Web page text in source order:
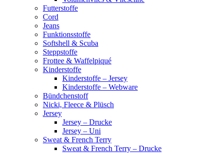
Futterstoffe
Cord
Jeans
Funktionsstoffe
Softshell & Scuba
Steppstoffe
Frottee & Waffelpiqué
Kinderstoffe
Kinderstoffe – Jersey
Kinderstoffe – Webware
Bündchenstoff
Nicki, Fleece & Plüsch
Jersey
Jersey – Drucke
Jersey – Uni
Sweat & French Terry
Sweat & French Terry – Drucke